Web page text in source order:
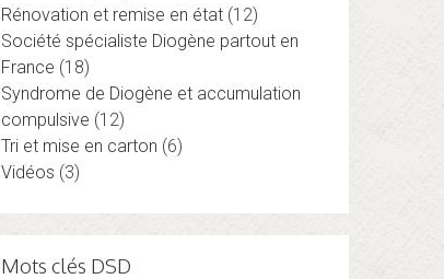
Rénovation et remise en état (12)
Société spécialiste Diogène partout en
France (18)
Syndrome de Diogène et accumulation
compulsive (12)
Tri et mise en carton (6)
Vidéos (3)
Mots clés DSD